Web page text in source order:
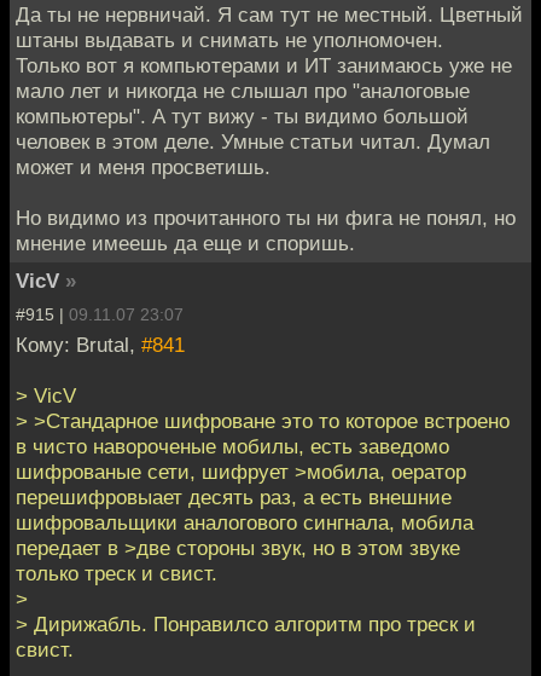
Да ты не нервничай. Я сам тут не местный. Цветный
штаны выдавать и снимать не уполномочен.
Только вот я компьютерами и ИТ занимаюсь уже не
мало лет и никогда не слышал про "аналоговые
компьютеры". А тут вижу - ты видимо большой
человек в этом деле. Умные статьи читал. Думал
может и меня просветишь.
Но видимо из прочитанного ты ни фига не понял, но
мнение имеешь да еще и споришь.
VicV »
#915 | 09.11.07 23:07
Кому: Brutal, #841
> VicV
> >Стандарное шифроване это то которое встроено
в чисто навороченые мобилы, есть заведомо
шифрованые сети, шифрует >мобила, оератор
перешифровыает десять раз, а есть внешние
шифровальщики аналогового сингнала, мобила
передает в >две стороны звук, но в этом звуке
только треcк и свист.
>
> Дирижабль. Понравилсо алгоритм про треск и
свист.